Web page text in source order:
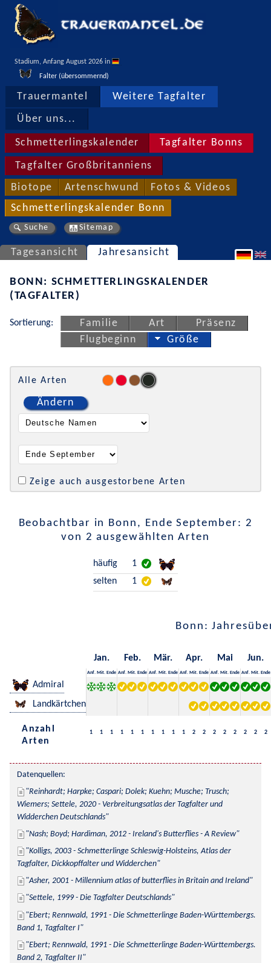
Stadium, Anfang August 2026 in
Falter (übersommernd)
Trauermantel Weitere Tagfalter
Über uns...
Schmetterlingskalender Tagfalter Bonns
Tagfalter Großbritanniens
Biotope Artenschwund Fotos & Videos
Schmetterlingskalender Bonn
Suche Sitemap
Tagesansicht Jahresansicht
BONN: SCHMETTERLINGSKALENDER
(TAGFALTER)
Sortierung: Familie Art
Präsenz
Flugbeginn
Größe
Alle Arten
Ändern
Zeige auch ausgestorbene Arten
Beobachtbar in Bonn, Ende September: 2
von 2 ausgewählten Arten
häufig
1
selten
1
Bonn:
Jan. Feb. Mär. Apr. Mai Jun.
Anf. Mit. Ende Anf. Mit. Ende Anf. Mit. Ende Anf. Mit. Ende Anf. Mit. Ende Anf. Mit. Ende
Admiral
Landkärtchen
Anzahl
Arten
1 1 1 1 1 1 1 1 1 1 2 2 2 2 2 2 2 2
Datenquellen:
Reinhardt; Harpke; Caspari; Dolek; Kuehn; Musche; Trusch;
Wiemers; Settele, 2020 - Verbreitungsatlas der Tagfalter und
Widderchen Deutschlands
Nash; Boyd; Hardiman, 2012 - Ireland's Butterflies - A Review
Kolligs, 2003 - Schmetterlinge Schleswig-Holsteins, Atlas der
Tagfalter, Dickkopffalter und Widderchen
Asher, 2001 - Millennium atlas of butterflies in Britain and Ireland
Settele, 1999 - Die Tagfalter Deutschlands
Ebert; Rennwald, 1991 - Die Schmetterlinge Baden-Württembergs.
Band 1, Tagfalter I
Ebert; Rennwald, 1991 - Die Schmetterlinge Baden-Württembergs.
Band 2, Tagfalter II